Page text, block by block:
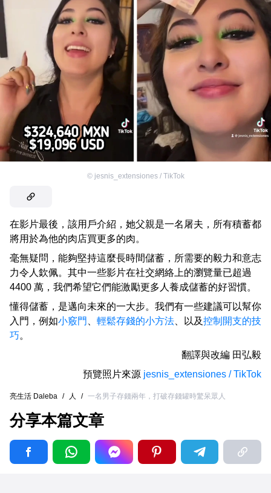
© jesnis_extensiones / TikTok
在影片最後，該用戶介紹，她父親是一名屠夫，所有積蓄都
將用於為他的肉店買更多的肉。
毫無疑問，能夠堅持這麼長時間儲蓄，所需要的毅力和意志
力令人欽佩。其中一些影片在社交網絡上的瀏覽量已超過
4400 萬，我們希望它們能激勵更多人養成儲蓄的好習慣。
懂得儲蓄，是邁向未來的一大步。我們有一些建議可以幫你
入門，例如小竅門 輕鬆存錢的小方法 、以及控制開支的技
巧。
翻譯與改編 田弘毅
預覽照片來源 jesnis_extensiones / TikTok
亮生活 Daleba / 人 / 一名男子存錢兩年，打破存錢罐時驚呆眾人
分享本篇文章